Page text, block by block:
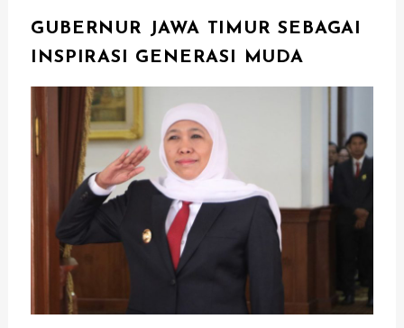
GUBERNUR JAWA TIMUR SEBAGAI
INSPIRASI GENERASI MUDA